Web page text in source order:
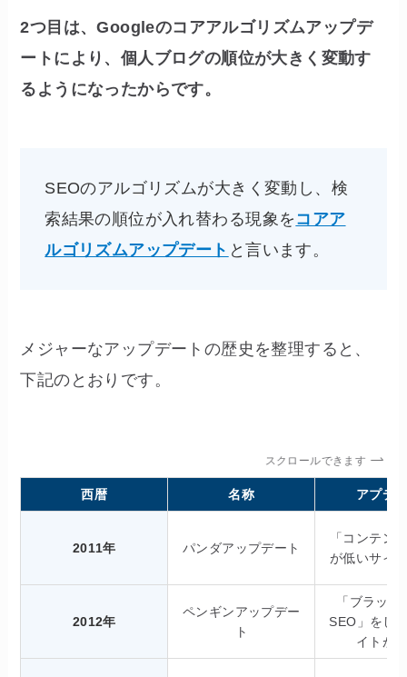
2つ目は、Googleのコアアルゴリズムアップデ
ートにより、個人ブログの順位が大きく変動す
るようになったからです。
SEOのアルゴリズムが大きく変動し、検
索結果の順位が入れ替わる現象を コアア
ルゴリズムアップデート と言います。
メジャーなアップデートの歴史を整理すると、
下記のとおりです。
スクロールできます
西暦 名称 アプデ
2011年 パンダアップデート
「コンテン
が低いサイ
2012年
ペンギンアップデー
ト
「ブラッ
SEO」をし
イトが